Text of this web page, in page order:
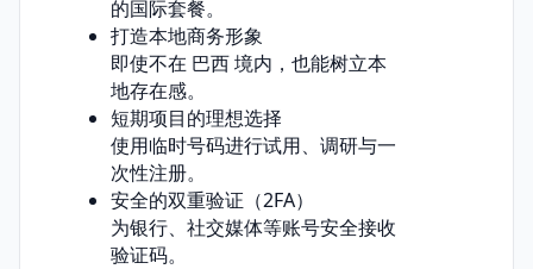
的国际套餐。
打造本地商务形象
即使不在 巴西 境内，也能树立本
地存在感。
短期项目的理想选择
使用临时号码进行试用、调研与一
次性注册。
安全的双重验证（2FA）
为银行、社交媒体等账号安全接收
验证码。